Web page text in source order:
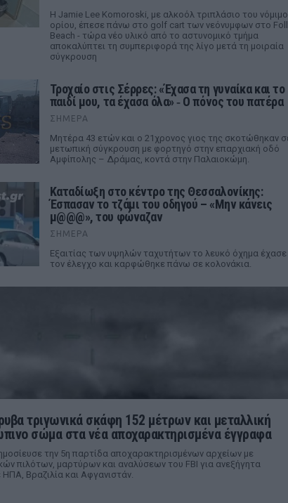
Η Jamie Lee Komoroski, με αλκοόλ τριπλάσιο του
ορίου, έπεσε πάνω στο golf cart των νεόνυμφων στο
Beach - τώρα νέο υλικό από το αστυνομικό τμήμα
αποκαλύπτει τη συμπεριφορά της λίγο μετά τη μοιραία
σύγκρουση
Τροχαίο στις Σέρρες: «Έχασα τη γυναίκα και το
παιδί μου, τα έχασα όλα» ‑ Ο πόνος του πατέρα
ΣΉΜΕΡΑ
Μητέρα 43 ετών και ο 21χρονος γιος της σκοτώθηκαν
μετωπική σύγκρουση με φορτηγό στην επαρχιακή οδό
Αμφίπολης – Δράμας, κοντά στην Παλαιοκώμη.
Καταδίωξη στο κέντρο της Θεσσαλονίκης:
Έσπασαν το τζάμι του οδηγού – «Μην κάνεις
μ@@@», του φώναζαν
ΣΉΜΕΡΑ
Εξαιτίας των υψηλών ταχυτήτων το λευκό όχημα έχασε
τον έλεγχο και καρφώθηκε πάνω σε κολονάκια.
τριγωνικά σκάφη 152 μέτρων και μεταλλική
σώμα στα νέα αποχαρακτηρισμένα έγγραφα
την 5η παρτίδα αποχαρακτηρισμένων αρχείων με
πιλότων, μαρτύρων και αναλύσεων του FBI για ανεξήγητα
Βραζιλία και Αφγανιστάν.